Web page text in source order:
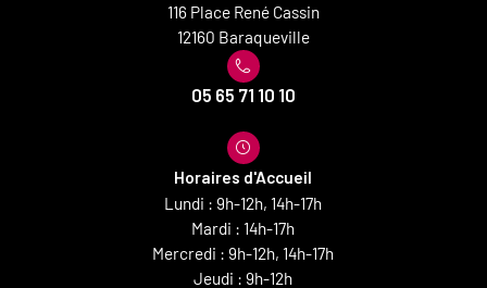
116 Place René Cassin
12160 Baraqueville
05 65 71 10 10
Horaires d'Accueil
Lundi : 9h-12h, 14h-17h
Mardi : 14h-17h
Mercredi : 9h-12h, 14h-17h
Jeudi : 9h-12h